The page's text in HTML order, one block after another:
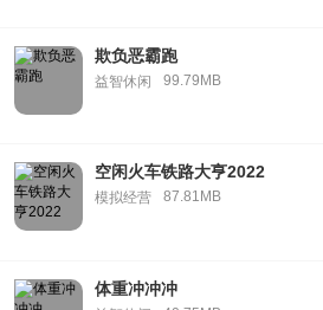
欺负恶霸跑
益智休闲 99.79MB
空闲火车铁路大亨2022
模拟经营 87.81MB
体重冲冲冲